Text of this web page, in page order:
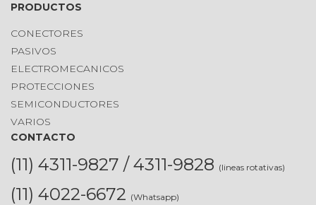
PRODUCTOS
CONECTORES
PASIVOS
ELECTROMECANICOS
PROTECCIONES
SEMICONDUCTORES
VARIOS
CONTACTO
(11) 4311-9827 / 4311-9828 (lineas rotativas)
(11) 4022-6672 (Whatsapp)